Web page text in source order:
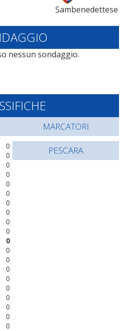
Sambenedettese
nessun sondaggio.
0
0
0
0
0
0
0
0
0
0
0
0
0
0
0
0
0
0
0
0
MARCATORI
PESCARA